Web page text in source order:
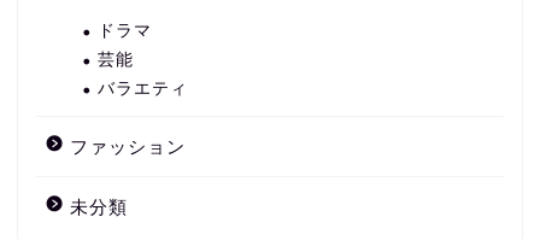
ドラマ
芸能
バラエティ
ファッション
未分類